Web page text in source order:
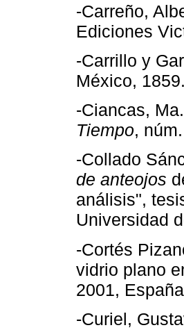
-Carreño,
Ediciones
-Carrillo y
México,
-Ciancas,
Tiempo,
-Collado
de anteojos
análisis",
Universidad
-Cortés
vidrio plano
2001,
-Curiel,